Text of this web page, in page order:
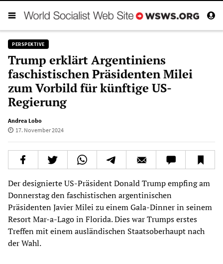
PERSPEKTIVE
Trump erklärt Argentiniens
faschistischen Präsidenten Milei
zum Vorbild für künftige US-
Regierung
Andrea Lobo
17. November 2024
Der designierte US-Präsident Donald Trump empfing am
Donnerstag den faschistischen argentinischen
Präsidenten Javier Milei zu einem Gala-Dinner in seinem
Resort Mar-a-Lago in Florida. Dies war Trumps erstes
Treffen mit einem ausländischen Staatsoberhaupt nach
der Wahl.